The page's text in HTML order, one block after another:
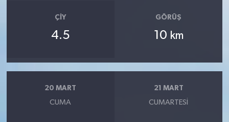
ÇIY
4.5
GÖRÜŞ
10 km
20 MART
CUMA
21 MART
CUMARTESI